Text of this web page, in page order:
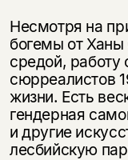
Несмотря на
богемы от
средой,
сюрреалистов
жизни. Есть
гендерная
и другие
лесбийскую